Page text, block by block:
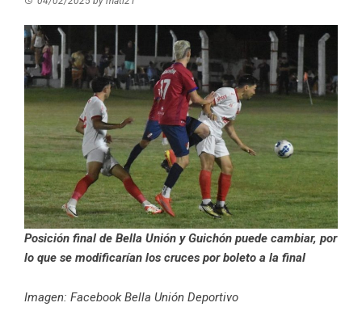
Posición final de Bella Unión y Guichón puede cambiar, por
lo que se modificarían los cruces por boleto a la final
Imagen: Facebook Bella Unión Deportivo